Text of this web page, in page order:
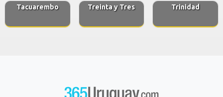
Tacuarembo Treinta y Tres Trinidad